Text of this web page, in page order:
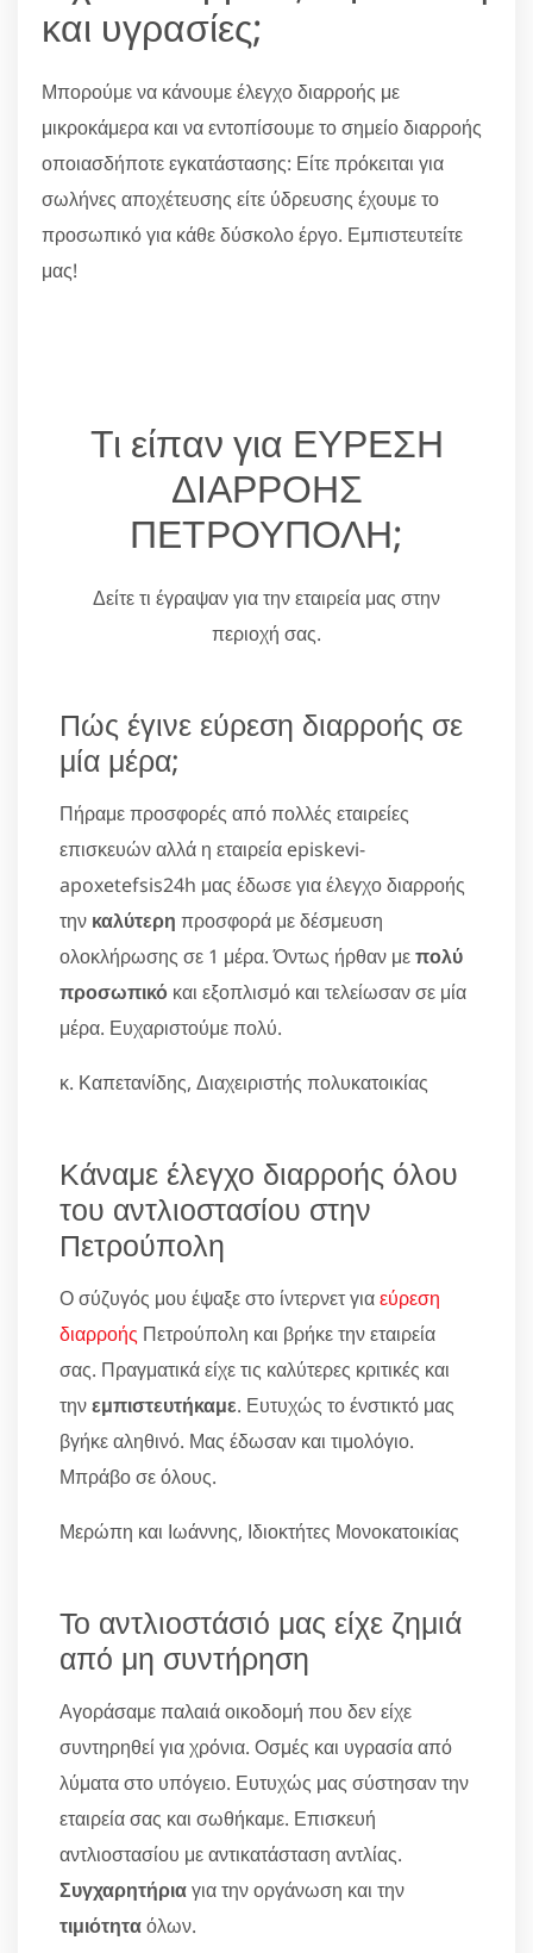
και υγρασίες;
Μπορούμε να κάνουμε έλεγχο διαρροής με
μικροκάμερα και να εντοπίσουμε το σημείο διαρροής
οποιασδήποτε εγκατάστασης: Είτε πρόκειται για
σωλήνες αποχέτευσης είτε ύδρευσης έχουμε το
προσωπικό για κάθε δύσκολο έργο. Εμπιστευτείτε
μας!
Τι είπαν για ΕΥΡΕΣΗ
ΔΙΑΡΡΟΗΣ
ΠΕΤΡΟΥΠΟΛΗ;
Δείτε τι έγραψαν για την εταιρεία μας στην
περιοχή σας.
Πώς έγινε εύρεση διαρροής σε
μία μέρα;
Πήραμε προσφορές από πολλές εταιρείες
επισκευών αλλά η εταιρεία episkevi-
apoxetefsis24h μας έδωσε για έλεγχο διαρροής
την καλύτερη προσφορά με δέσμευση
ολοκλήρωσης σε 1 μέρα. Όντως ήρθαν μεπολύ
προσωπικό και εξοπλισμό και τελείωσαν σε μία
μέρα. Ευχαριστούμε πολύ.
κ. Καπετανίδης, Διαχειριστής πολυκατοικίας
Κάναμε έλεγχο διαρροής όλου
του αντλιοστασίου στην
Πετρούπολη
Ο σύζυγός μου έψαξε στο ίντερνετ γιαεύρεση
διαρροής Πετρούπολη και βρήκε την εταιρεία
σας. Πραγματικά είχε τις καλύτερες κριτικές και
τηνεμπιστευτήκαμε. Ευτυχώς το ένστικτό μας
βγήκε αληθινό. Μας έδωσαν και τιμολόγιο.
Μπράβο σε όλους.
Μερώπη και Ιωάννης, Ιδιοκτήτες Μονοκατοικίας
Το αντλιοστάσιό μας είχε ζημιά
από μη συντήρηση
Αγοράσαμε παλαιά οικοδομή που δεν είχε
συντηρηθεί για χρόνια. Οσμές και υγρασία από
λύματα στο υπόγειο. Ευτυχώς μας σύστησαν την
εταιρεία σας και σωθήκαμε. Επισκευή
αντλιοστασίου με αντικατάσταση αντλίας.
Συγχαρητήριαγια την οργάνωση και την
τιμιότηταόλων.